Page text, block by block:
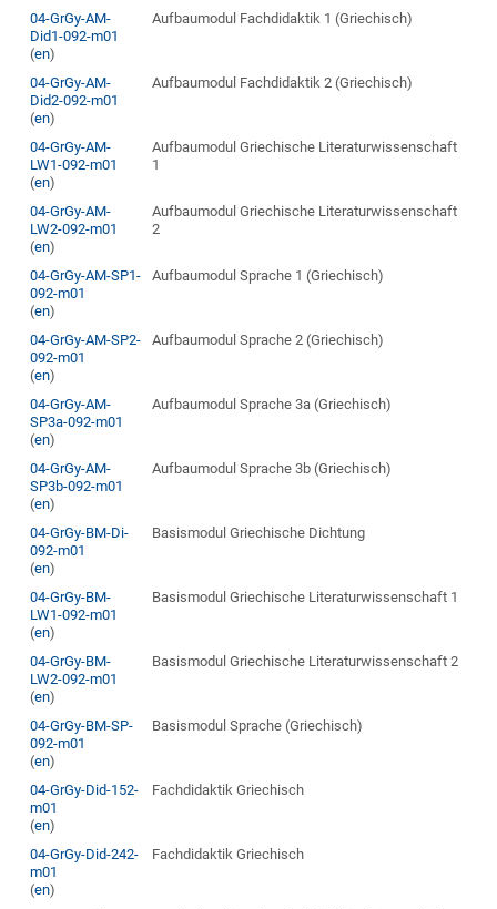
04-GrGy-AM-
Did1-092-m01
(en)
Aufbaumodul Fachdidaktik 1 (Griechisch)
04-GrGy-AM-
Did2-092-m01
(en)
Aufbaumodul Fachdidaktik 2 (Griechisch)
04-GrGy-AM-
LW1-092-m01
(en)
Aufbaumodul Griechische Literaturwissenschaft
1
04-GrGy-AM-
LW2-092-m01
(en)
Aufbaumodul Griechische Literaturwissenschaft
2
04-GrGy-AM-SP1-
092-m01
(en)
Aufbaumodul Sprache 1 (Griechisch)
04-GrGy-AM-SP2-
092-m01
(en)
Aufbaumodul Sprache 2 (Griechisch)
04-GrGy-AM-
SP3a-092-m01
(en)
Aufbaumodul Sprache 3a (Griechisch)
04-GrGy-AM-
SP3b-092-m01
(en)
Aufbaumodul Sprache 3b (Griechisch)
04-GrGy-BM-Di-
092-m01
(en)
Basismodul Griechische Dichtung
04-GrGy-BM-
LW1-092-m01
(en)
Basismodul Griechische Literaturwissenschaft 1
04-GrGy-BM-
LW2-092-m01
(en)
Basismodul Griechische Literaturwissenschaft 2
04-GrGy-BM-SP-
092-m01
(en)
Basismodul Sprache (Griechisch)
04-GrGy-Did-152-
m01
(en)
Fachdidaktik Griechisch
04-GrGy-Did-242-
m01
(en)
Fachdidaktik Griechisch